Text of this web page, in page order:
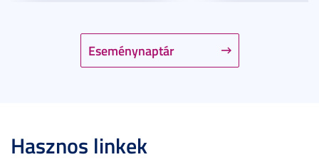
Eseménynaptár
Hasznos linkek